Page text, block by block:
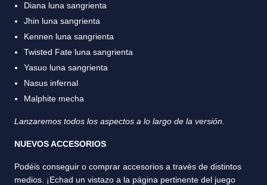
Diana luna sangrienta
Jhin luna sangrienta
Kennen luna sangrienta
Twisted Fate luna sangrienta
Yasuo luna sangrienta
Nasus infernal
Malphite mecha
Lanzaremos todos los aspectos a lo largo de la versión.
NUEVOS ACCESORIOS
Podéis conseguir o comprar accesorios a través de distintos
medios. ¡Echad un vistazo a la página pertinente del juego